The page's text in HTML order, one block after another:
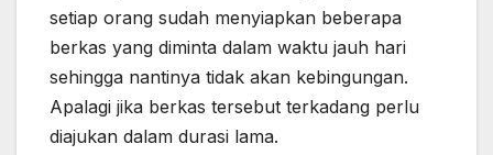
setiap orang sudah menyiapkan beberapa
berkas yang diminta dalam waktu jauh hari
sehingga nantinya tidak akan kebingungan.
Apalagi jika berkas tersebut terkadang perlu
diajukan dalam durasi lama.